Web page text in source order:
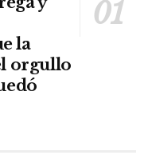
la
orgullo